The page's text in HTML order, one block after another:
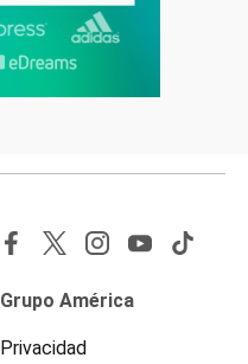
Grupo América
Privacidad